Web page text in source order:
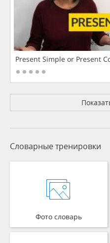
Present Simple or Present
Словарные тренировки
Фото словарь